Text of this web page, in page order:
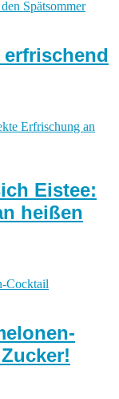
erfrischend
Eistee:
heißen